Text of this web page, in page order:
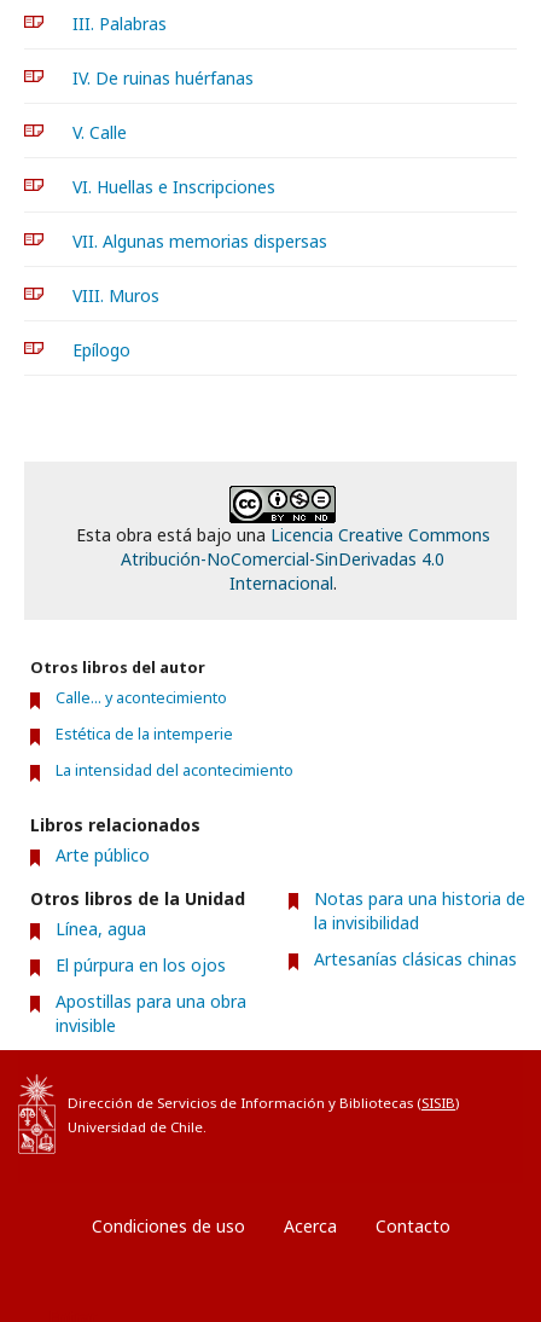
III. Palabras
IV. De ruinas huérfanas
V. Calle
VI. Huellas e Inscripciones
VII. Algunas memorias dispersas
VIII. Muros
Epílogo
Esta obra está bajo una Licencia Creative Commons
Atribución-NoComercial-SinDerivadas 4.0
Internacional.
Otros libros del autor
Calle... y acontecimiento
Estética de la intemperie
La intensidad del acontecimiento
Libros relacionados
Arte público
Otros libros de la Unidad
Línea, agua
El púrpura en los ojos
Apostillas para una obra
invisible
Notas para una historia de
la invisibilidad
Artesanías clásicas chinas
Dirección de Servicios de Información y Bibliotecas (SISIB)
Universidad de Chile.
Condiciones de uso Acerca Contacto